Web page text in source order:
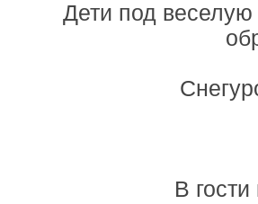
Дети под веселую
В